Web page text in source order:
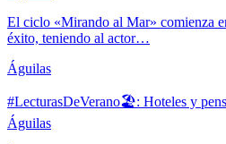
El ciclo «Mirando al Mar» comienza
éxito, teniendo al actor…
Águilas
#LecturasDeVerano🏖: Hoteles y
Águilas